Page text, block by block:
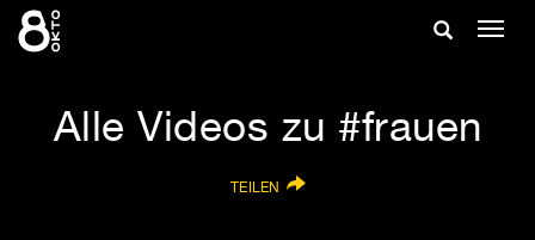
Zum
Inhalt
Suche
Alle Videos zu #frauen
TEILEN